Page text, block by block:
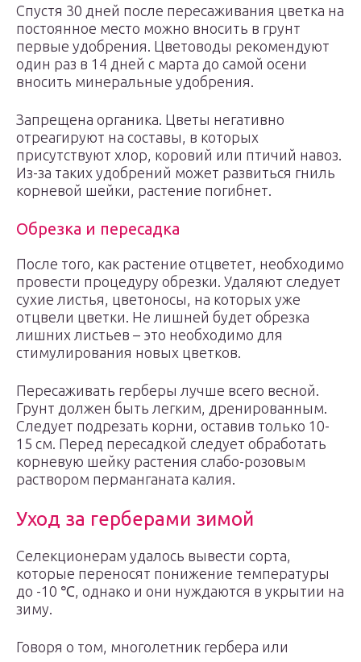
Спустя 30 дней после пересаживания цветка на
постоянное место можно вносить в грунт
первые удобрения. Цветоводы рекомендуют
один раз в 14 дней с марта до самой осени
вносить минеральные удобрения.
Запрещена органика. Цветы негативно
отреагируют на составы, в которых
присутствуют хлор, коровий или птичий навоз.
Из-за таких удобрений может развиться гниль
корневой шейки, растение погибнет.
Обрезка и пересадка
После того, как растение отцветет, необходимо
провести процедуру обрезки. Удаляют следует
сухие листья, цветоносы, на которых уже
отцвели цветки. Не лишней будет обрезка
лишних листьев – это необходимо для
стимулирования новых цветков.
Пересаживать герберы лучше всего весной.
Грунт должен быть легким, дренированным.
Следует подрезать корни, оставив только 10-
15 см. Перед пересадкой следует обработать
корневую шейку растения слабо-розовым
раствором перманганата калия.
Уход за герберами зимой
Селекционерам удалось вывести сорта,
которые переносят понижение температуры
до -10 ℃, однако и они нуждаются в укрытии на
зиму.
Говоря о том, многолетник гербера или